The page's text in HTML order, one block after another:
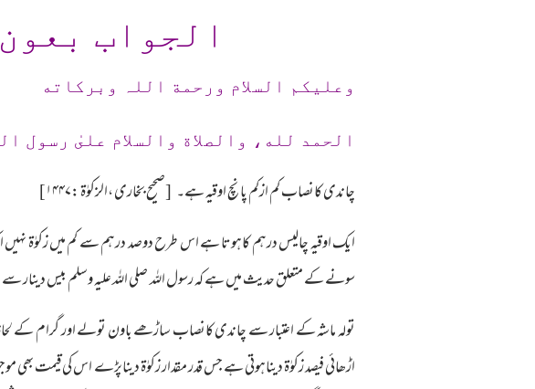
الجواب
وعلیکم السلام ورحمة اللہ وبرکاته
الحمد لله، والصلاة والسلام علىٰ رسول
چاندی کانصاب کم ازکم پانچ اوقیہ ہے۔ [صحیح بخاری ،الزکوٰۃ :۱۴۴۷]
سونے کے متعلق حدیث میں ہے کہ رسول اللہ صلی اللہ علیہ وسلم بیس دینار
اڑھائی فیصد زکوٰۃ دیناہوتی ہے جس قدر مقدار زکوٰۃ دیناپڑے اس کی قیمت